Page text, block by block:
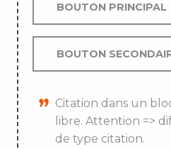
BOUTON PRINCIPAL
BOUTON
Citation dans un
libre. Attention =>
de type citation.